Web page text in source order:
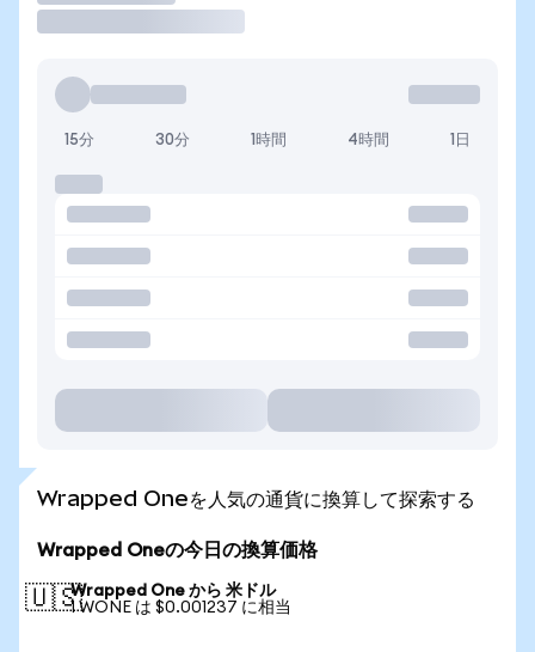
15分 30分 1時間 4時間 1日
Wrapped Oneを人気の通貨に換算して探索する
Wrapped Oneの今日の換算価格
🇺🇸Wrapped One から 米ドル
1 WONE は $0.001237 に相当